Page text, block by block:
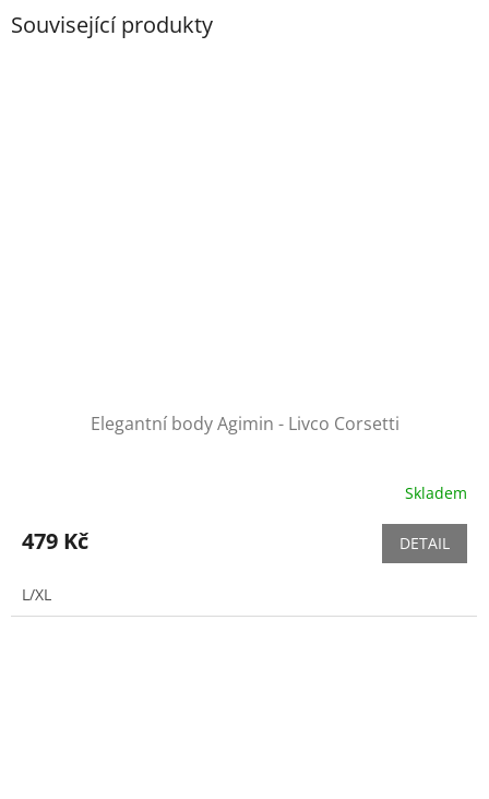
Související produkty
Elegantní body Agimin - Livco Corsetti
Skladem
479 Kč DETAIL
L/XL